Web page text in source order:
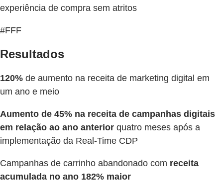
experiência de compra sem atritos
#FFF
Resultados
120% de aumento na receita de marketing digital em
um ano e meio
Aumento de 45% na receita de campanhas digitais
em relação ao ano anterior quatro meses após a
implementação da Real-Time CDP
Campanhas de carrinho abandonado com receita
acumulada no ano 182% maior